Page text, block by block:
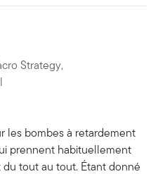
Strategy,
les bombes à retardement
prennent habituellement
tout au tout. Étant donné